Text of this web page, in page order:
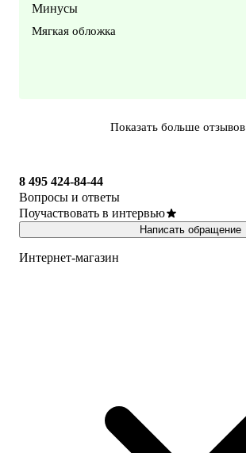
Минусы
Мягкая обложка
Показать больше отзывов
8 495 424-84-44
Вопросы и ответы
Поучаствовать в интервью
Написать обращение
Интернет-магазин